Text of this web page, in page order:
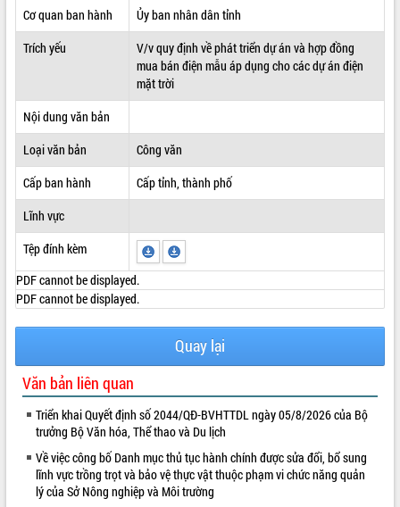
HỆ THỐNG VĂN BẢN
VĂN BẢN HĐND TỈNH
QUY HOẠCH - KẾ HOẠCH
VIDEO
Cơ quan ban hành
Ủy ban nhân dân tỉnh
Trích yếu
V/v quy định về phát triển dự án và hợp đồng
mua bán điện mẫu áp dụng cho các dự án điện
mặt trời
Nội dung văn bản
Loại văn bản
Công văn
Cấp ban hành
Cấp tỉnh, thành phố
Lĩnh vực
Tệp đính kèm
PDF cannot be displayed.
PDF cannot be displayed.
Quay lại
Văn bản liên quan
Triển khai Quyết định số 2044/QĐ-BVHTTDL ngày 05/8/2026 của Bộ
trưởng Bộ Văn hóa, Thể thao và Du lịch
Về việc công bố Danh mục thủ tục hành chính được sửa đổi, bổ sung
lĩnh vực trồng trọt và bảo vệ thực vật thuộc phạm vi chức năng quản
lý của Sở Nông nghiệp và Môi trường